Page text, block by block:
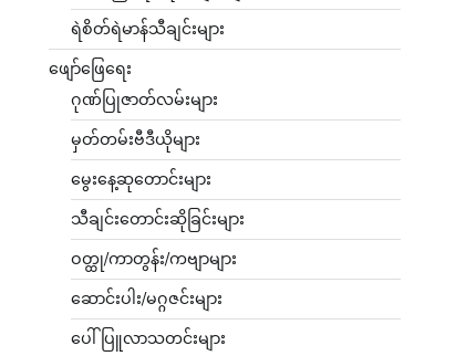
ရဲစိတ်ရဲမာန်သီချင်းများ
ဖျော်ဖြေရေး
ဂုဏ်ပြုဇာတ်လမ်းများ
မှတ်တမ်းဗီဒီယိုများ
မွေးနေ့ဆုတောင်းများ
သီချင်းတောင်းဆိုခြင်းများ
ဝတ္ထု/ကာတွန်း/ကဗျာများ
ဆောင်းပါး/မဂ္ဂဇင်းများ
ပေါ်ပြူလာသတင်းများ